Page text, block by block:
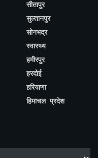
सीतापुर
सुल्तानपुर
सोनभद्र
स्वास्थ्य
हमीरपुर
हरदोई
हरियाणा
हिमाचल प्रदेश